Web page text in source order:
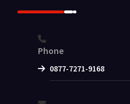
Phone
0877-7271-9168